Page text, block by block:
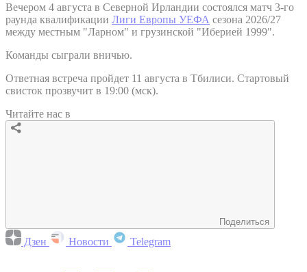
Вечером 4 августа в Северной Ирландии состоялся матч 3-го
раунда квалификации Лиги Европы УЕФА сезона 2026/27
между местным "Ларном" и грузинской "Иберией 1999".
Команды сыграли вничью.
Ответная встреча пройдет 11 августа в Тбилиси. Стартовый
свисток прозвучит в 19:00 (мск).
Читайте нас в
Поделиться
Дзен Новости Telegram